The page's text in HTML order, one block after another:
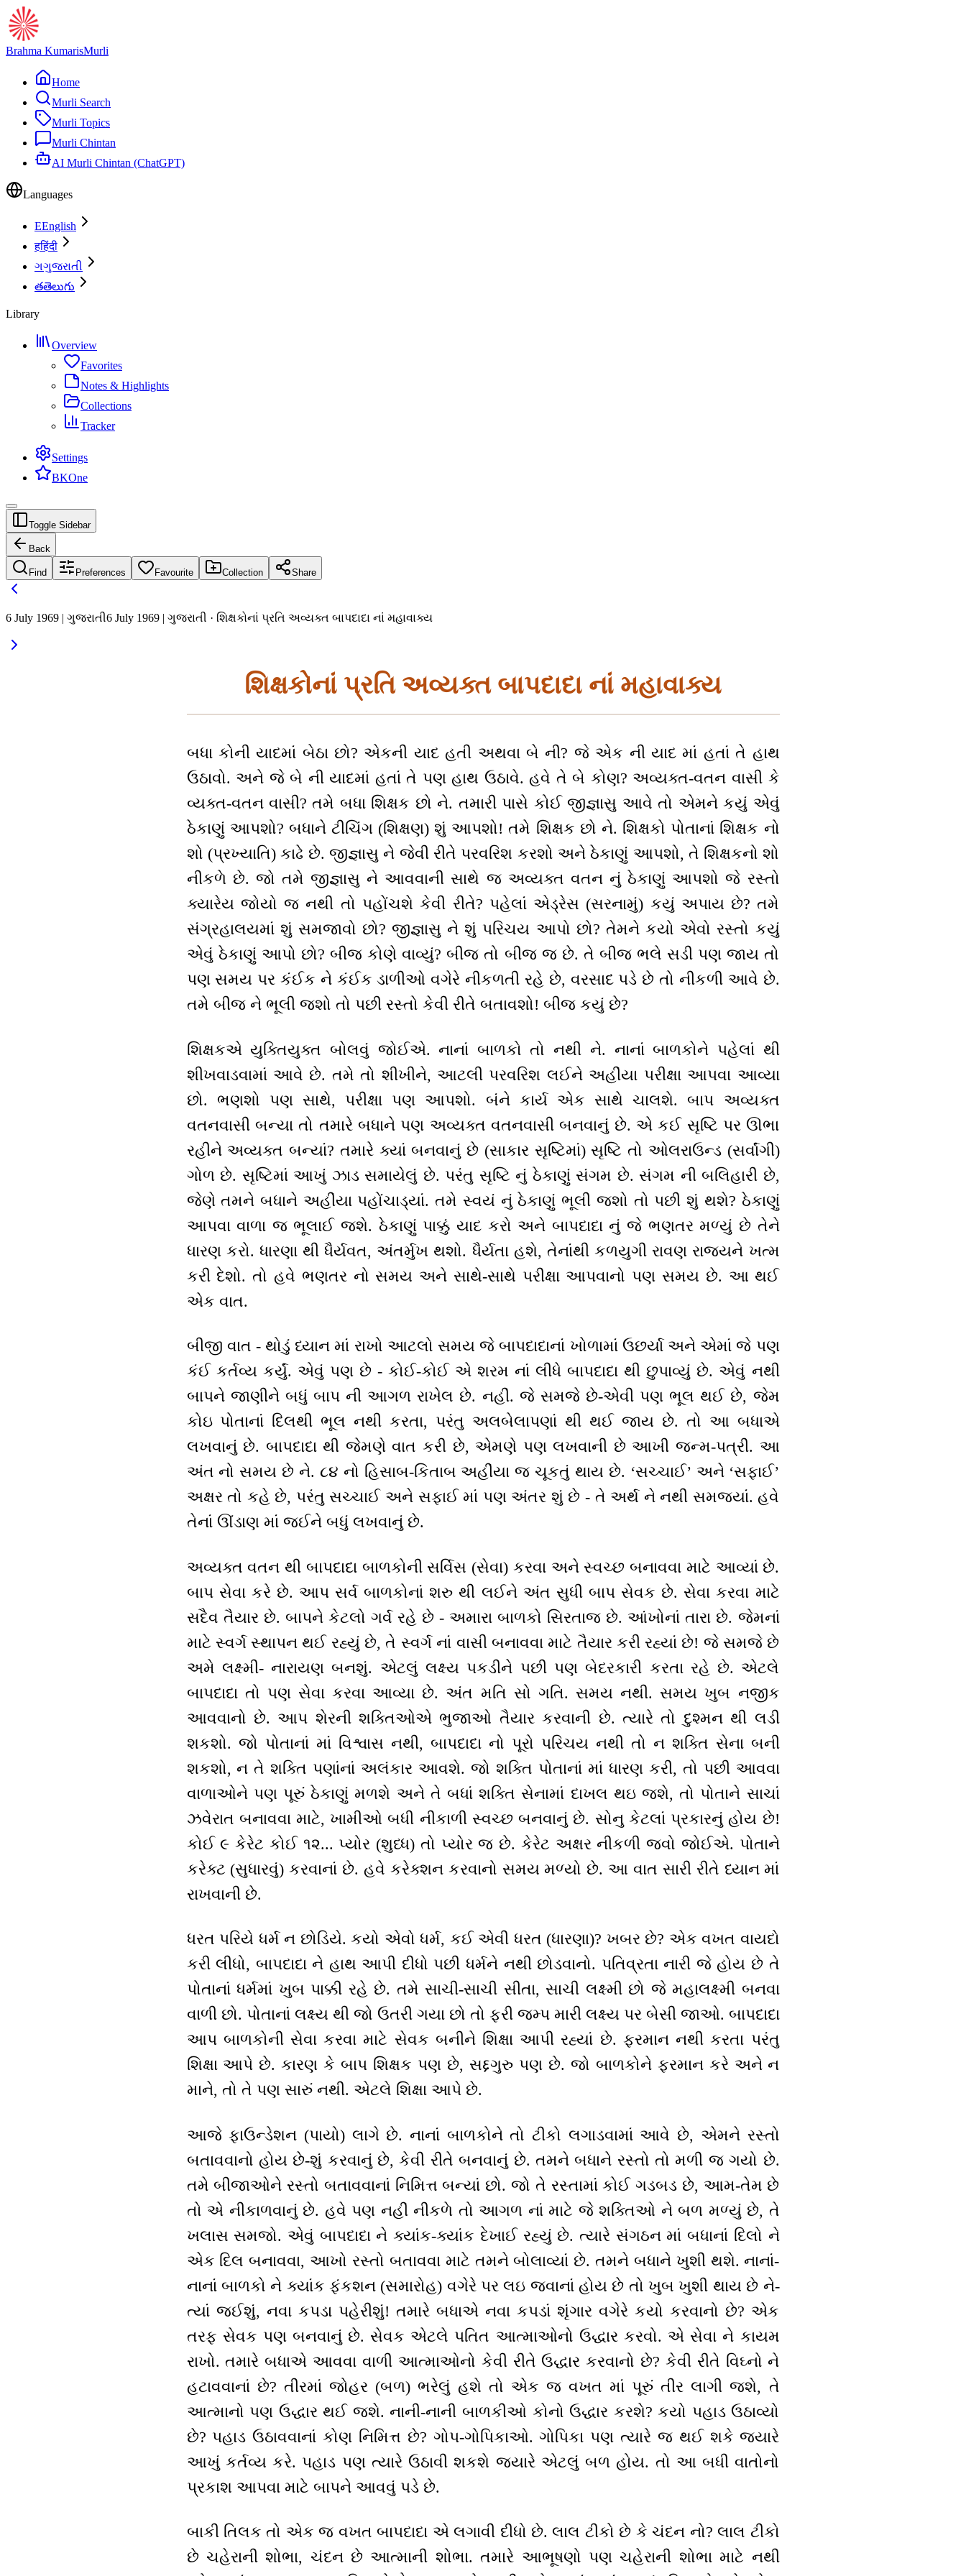
Brahma KumarisMurli
Home
Murli Search
Murli Topics
Murli Chintan
AI Murli Chintan (ChatGPT)
Languages
EEnglish
हहिंदी
ગગુજરાતી
తతెలుగు
Library
Overview
Favorites
Notes & Highlights
Collections
Tracker
Settings
BKOne
Toggle Sidebar
Back
Find Preferences Favourite Collection Share
6 July 1969 | ગુજરાતી6 July 1969 | ગુજરાતી · શિક્ષકોનાં પ્રતિ અવ્યક્ત બાપદાદા નાં મહાવાક્ય
શિક્ષકોનાં પ્રતિ અવ્યક્ત બાપદાદા નાં મહાવાક્ય
બધા કોની યાદમાં બેઠા છો? એકની યાદ હતી અથવા બે ની? જે એક ની યાદ માં હતાં તે હાથ
ઉઠાવો. અને જે બે ની યાદમાં હતાં તે પણ હાથ ઉઠાવે. હવે તે બે કોણ? અવ્યક્ત-વતન વાસી કે
વ્યક્ત-વતન વાસી? તમે બધા શિક્ષક છો ને. તમારી પાસે કોઈ જીજ્ઞાસુ આવે તો એમને કયું એવું
ઠેકાણું આપશો? બધાને ટીચિંગ (શિક્ષણ) શું આપશો! તમે શિક્ષક છો ને. શિક્ષકો પોતાનાં શિક્ષક નો
શો (પ્રખ્યાતિ) કાઢે છે. જીજ્ઞાસુ ને જેવી રીતે પરવરિશ કરશો અને ઠેકાણું આપશો, તે શિક્ષકનો શો
નીકળે છે. જો તમે જીજ્ઞાસુ ને આવવાની સાથે જ અવ્યક્ત વતન નું ઠેકાણું આપશો જે રસ્તો
ક્યારેય જોયો જ નથી તો પહોંચશે કેવી રીતે? પહેલાં એડ્રેસ (સરનામું) કયું અપાય છે? તમે
સંગ્રહાલયમાં શું સમજાવો છો? જીજ્ઞાસુ ને શું પરિચય આપો છો? તેમને કયો એવો રસ્તો કયું
એવું ઠેકાણું આપો છો? બીજ કોણે વાવ્યું? બીજ તો બીજ જ છે. તે બીજ ભલે સડી પણ જાય તો
પણ સમય પર કંઈક ને કંઈક ડાળીઓ વગેરે નીકળતી રહે છે, વરસાદ પડે છે તો નીકળી આવે છે.
તમે બીજ ને ભૂલી જશો તો પછી રસ્તો કેવી રીતે બતાવશો! બીજ કયું છે?
શિક્ષકએ યુક્તિયુક્ત બોલવું જોઈએ. નાનાં બાળકો તો નથી ને. નાનાં બાળકોને પહેલાં થી
શીખવાડવામાં આવે છે. તમે તો શીખીને, આટલી પરવરિશ લઈને અહીંયા પરીક્ષા આપવા આવ્યા
છો. ભણશો પણ સાથે, પરીક્ષા પણ આપશો. બંને કાર્ય એક સાથે ચાલશે. બાપ અવ્યક્ત
વતનવાસી બન્યા તો તમારે બધાને પણ અવ્યક્ત વતનવાસી બનવાનું છે. એ કઈ સૃષ્ટિ પર ઊભા
રહીને અવ્યક્ત બન્યાં? તમારે ક્યાં બનવાનું છે (સાકાર સૃષ્ટિમાં) સૃષ્ટિ તો ઓલરાઉન્ડ (સર્વાંગી)
ગોળ છે. સૃષ્ટિમાં આખું ઝાડ સમાયેલું છે. પરંતુ સૃષ્ટિ નું ઠેકાણું સંગમ છે. સંગમ ની બલિહારી છે,
જેણે તમને બધાને અહીંયા પહોંચાડ્યાં. તમે સ્વયં નું ઠેકાણું ભૂલી જશો તો પછી શું થશે? ઠેકાણું
આપવા વાળા જ ભૂલાઈ જશે. ઠેકાણું પાક્કું યાદ કરો અને બાપદાદા નું જે ભણતર મળ્યું છે તેને
ધારણ કરો. ધારણા થી ધૈર્યવત, અંતર્મુખ થશો. ધૈર્યતા હશે, તેનાંથી કળયુગી રાવણ રાજ્યને ખત્મ
કરી દેશો. તો હવે ભણતર નો સમય અને સાથે-સાથે પરીક્ષા આપવાનો પણ સમય છે. આ થઈ
એક વાત.
બીજી વાત - થોડું ધ્યાન માં રાખો આટલો સમય જે બાપદાદાનાં ખોળામાં ઉછર્યા અને એમાં જે પણ
કંઈ કર્તવ્ય કર્યું. એવું પણ છે - કોઈ-કોઈ એ શરમ નાં લીધે બાપદાદા થી છુપાવ્યું છે. એવું નથી
બાપને જાણીને બધું બાપ ની આગળ રાખેલ છે. નહીં. જે સમજે છે-એવી પણ ભૂલ થઈ છે, જેમ
કોઇ પોતાનાં દિલથી ભૂલ નથી કરતા, પરંતુ અલબેલાપણાં થી થઈ જાય છે. તો આ બધાએ
લખવાનું છે. બાપદાદા થી જેમણે વાત કરી છે, એમણે પણ લખવાની છે આખી જન્મ-પત્રી. આ
અંત નો સમય છે ને. ૮૪ નો હિસાબ-કિતાબ અહીંયા જ ચૂકતું થાય છે. ‘સચ્ચાઈ’ અને ‘સફાઈ’
અક્ષર તો કહે છે, પરંતુ સચ્ચાઈ અને સફાઈ માં પણ અંતર શું છે - તે અર્થ ને નથી સમજ્યાં. હવે
તેનાં ઊંડાણ માં જઈને બધું લખવાનું છે.
અવ્યક્ત વતન થી બાપદાદા બાળકોની સર્વિસ (સેવા) કરવા અને સ્વચ્છ બનાવવા માટે આવ્યાં છે.
બાપ સેવા કરે છે. આપ સર્વ બાળકોનાં શરુ થી લઈને અંત સુધી બાપ સેવક છે. સેવા કરવા માટે
સદૈવ તૈયાર છે. બાપને કેટલો ગર્વ રહે છે - અમારા બાળકો સિરતાજ છે. આંખોનાં તારા છે. જેમનાં
માટે સ્વર્ગ સ્થાપન થઈ રહ્યું છે, તે સ્વર્ગ નાં વાસી બનાવવા માટે તૈયાર કરી રહ્યાં છે! જે સમજે છે
અમે લક્ષ્મી- નારાયણ બનશું. એટલું લક્ષ્ય પકડીને પછી પણ બેદરકારી કરતા રહે છે. એટલે
બાપદાદા તો પણ સેવા કરવા આવ્યા છે. અંત મતિ સો ગતિ. સમય નથી. સમય ખુબ નજીક
આવવાનો છે. આપ શેરની શક્તિઓએ ભુજાઓ તૈયાર કરવાની છે. ત્યારે તો દુશ્મન થી લડી
શકશો. જો પોતાનાં માં વિશ્વાસ નથી, બાપદાદા નો પૂરો પરિચય નથી તો ન શક્તિ સેના બની
શકશો, ન તે શક્તિ પણાંનાં અલંકાર આવશે. જો શક્તિ પોતાનાં માં ધારણ કરી, તો પછી આવવા
વાળાઓને પણ પૂરું ઠેકાણું મળશે અને તે બધાં શક્તિ સેનામાં દાખલ થઇ જશે, તો પોતાને સાચાં
ઝવેરાત બનાવવા માટે, ખામીઓ બધી નીકાળી સ્વચ્છ બનવાનું છે. સોનુ કેટલાં પ્રકારનું હોય છે!
કોઈ ૯ કેરેટ કોઈ ૧૨... પ્યોર (શુધ્ધ) તો પ્યોર જ છે. કેરેટ અક્ષર નીકળી જવો જોઈએ. પોતાને
કરેક્ટ (સુધારવું) કરવાનાં છે. હવે કરેક્શન કરવાનો સમય મળ્યો છે. આ વાત સારી રીતે ધ્યાન માં
રાખવાની છે.
ધરત પરિયે ધર્મ ન છોડિયે. કયો એવો ધર્મ, કઈ એવી ધરત (ધારણા)? ખબર છે? એક વખત વાયદો
કરી લીધો, બાપદાદા ને હાથ આપી દીધો પછી ધર્મને નથી છોડવાનો. પતિવ્રતા નારી જે હોય છે તે
પોતાનાં ધર્મમાં ખુબ પાક્કી રહે છે. તમે સાચી-સાચી સીતા, સાચી લક્ષ્મી છો જે મહાલક્ષ્મી બનવા
વાળી છો. પોતાનાં લક્ષ્ય થી જો ઉતરી ગયા છો તો ફરી જમ્પ મારી લક્ષ્ય પર બેસી જાઓ. બાપદાદા
આપ બાળકોની સેવા કરવા માટે સેવક બનીને શિક્ષા આપી રહ્યાં છે. ફરમાન નથી કરતા પરંતુ
શિક્ષા આપે છે. કારણ કે બાપ શિક્ષક પણ છે, સદ્દગુરુ પણ છે. જો બાળકોને ફરમાન કરે અને ન
માને, તો તે પણ સારું નથી. એટલે શિક્ષા આપે છે.
આજે ફાઉન્ડેશન (પાયો) લાગે છે. નાનાં બાળકોને તો ટીકો લગાડવામાં આવે છે, એમને રસ્તો
બતાવવાનો હોય છે-શું કરવાનું છે, કેવી રીતે બનવાનું છે. તમને બધાને રસ્તો તો મળી જ ગયો છે.
તમે બીજાઓને રસ્તો બતાવવાનાં નિમિત્ત બન્યાં છો. જો તે રસ્તામાં કોઈ ગડબડ છે, આમ-તેમ છે
તો એ નીકાળવાનું છે. હવે પણ નહીં નીકળે તો આગળ નાં માટે જે શક્તિઓ ને બળ મળ્યું છે, તે
ખલાસ સમજો. એવું બાપદાદા ને ક્યાંક-ક્યાંક દેખાઈ રહ્યું છે. ત્યારે સંગઠન માં બધાનાં દિલો ને
એક દિલ બનાવવા, આખો રસ્તો બતાવવા માટે તમને બોલાવ્યાં છે. તમને બધાને ખુશી થશે. નાનાં-
નાનાં બાળકો ને ક્યાંક ફંકશન (સમારોહ) વગેરે પર લઇ જવાનાં હોય છે તો ખુબ ખુશી થાય છે ને-
ત્યાં જઈશું, નવા કપડા પહેરીશું! તમારે બધાએ નવા કપડાં શૃંગાર વગેરે કયો કરવાનો છે? એક
તરફ સેવક પણ બનવાનું છે. સેવક એટલે પતિત આત્માઓનો ઉદ્ધાર કરવો. એ સેવા ને કાયમ
રાખો. તમારે બધાએ આવવા વાળી આત્માઓનો કેવી રીતે ઉદ્ધાર કરવાનો છે? કેવી રીતે વિઘ્નો ને
હટાવવાનાં છે? તીરમાં જોહર (બળ) ભરેલું હશે તો એક જ વખત માં પૂરું તીર લાગી જશે, તે
આત્માનો પણ ઉદ્ધાર થઈ જશે. નાની-નાની બાળકીઓ કોનો ઉદ્ધાર કરશે? કયો પહાડ ઉઠાવ્યો
છે? પહાડ ઉઠાવવાનાં કોણ નિમિત્ત છે? ગોપ-ગોપિકાઓ. ગોપિકા પણ ત્યારે જ થઈ શકે જ્યારે
આખું કર્તવ્ય કરે. પહાડ પણ ત્યારે ઉઠાવી શકશે જ્યારે એટલું બળ હોય. તો આ બધી વાતોનો
પ્રકાશ આપવા માટે બાપને આવવું પડે છે.
બાકી તિલક તો એક જ વખત બાપદાદા એ લગાવી દીધો છે. લાલ ટીકો છે કે ચંદન નો? લાલ ટીકો
છે ચહેરાની શોભા, ચંદન છે આત્માની શોભા. તમારે આભૂષણો પણ ચહેરાની શોભા માટે નથી